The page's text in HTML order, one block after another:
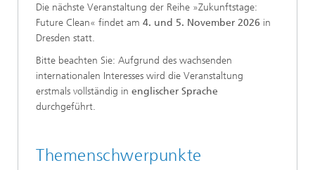
Die nächste Veranstaltung der Reihe »Zukunftstage:
Future Clean« findet am 4. und 5. November 2026 in
Dresden statt.
Bitte beachten Sie: Aufgrund des wachsenden
internationalen Interesses wird die Veranstaltung
erstmals vollständig in englischer Sprache
durchgeführt.
Themenschwerpunkte